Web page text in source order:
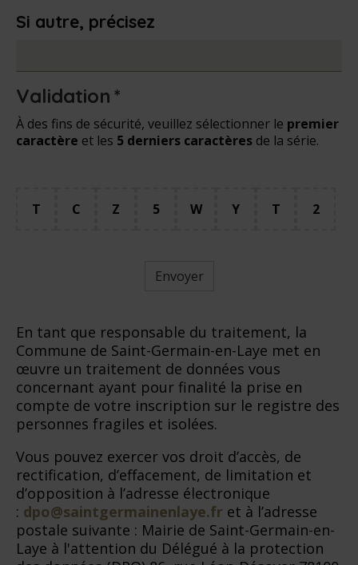
Si autre, précisez
Validation *
À des fins de sécurité, veuillez sélectionner le premier
caractère et les 5 derniers caractères de la série.
T C Z 5 W Y T 2
Envoyer
En tant que responsable du traitement, la
Commune de Saint-Germain-en-Laye met en
œuvre un traitement de données vous
concernant ayant pour finalité la prise en
compte de votre inscription sur le registre des
personnes fragiles et isolées.
Vous pouvez exercer vos droit d’accès, de
rectification, d’effacement, de limitation et
d’opposition à l’adresse électronique
: dpo@saintgermainenlaye.fr et à l’adresse
postale suivante : Mairie de Saint-Germain-en-
Laye à l'attention du Délégué à la protection